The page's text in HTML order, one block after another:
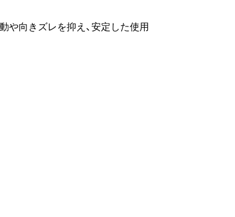
や向きズレを抑え、安定した使用